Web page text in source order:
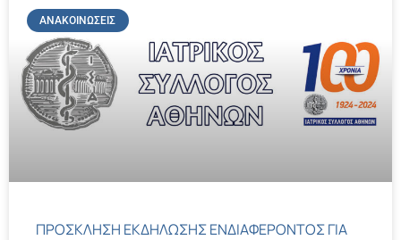
ΑΝΑΚΟΙΝΏΣΕΙΣ
ΠΡΟΣΚΛΗΣΗ ΕΚΔΗΛΩΣΗΣ ΕΝΔΙΑΦΕΡΟΝΤΟΣ ΓΙΑ